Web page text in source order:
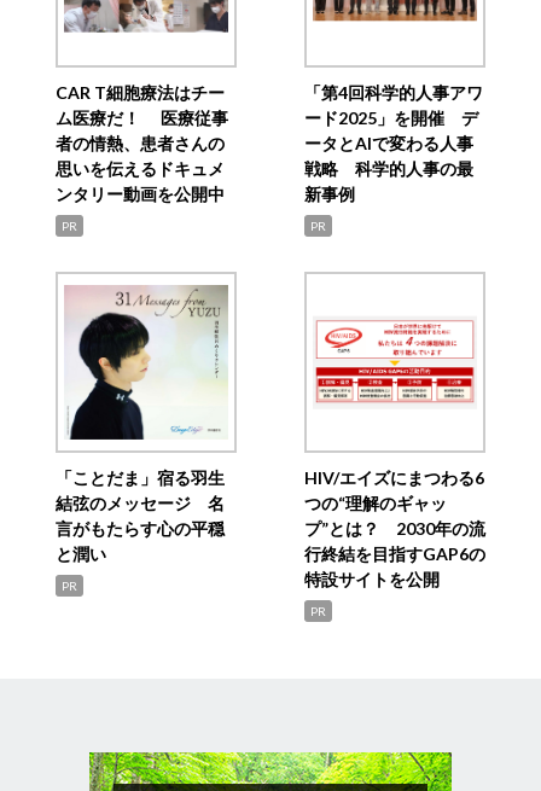
CAR T細胞療法はチー
ム医療だ！ 医療従事
者の情熱、患者さんの
思いを伝えるドキュメ
ンタリー動画を公開中
PR
「第4回科学的人事アワ
ード2025」を開催 デ
ータとAIで変わる人事
戦略 科学的人事の最
新事例
PR
「ことだま」宿る羽生
結弦のメッセージ 名
言がもたらす心の平穏
と潤い
PR
HIV/エイズにまつわる6
つの“理解のギャッ
プ”とは？ 2030年の流
行終結を目指すGAP6の
特設サイトを公開
PR